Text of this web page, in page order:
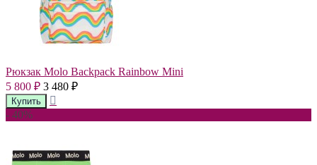
Рюкзак Molo Backpack Rainbow Mini
5 800 ₽ 3 480 ₽
- 40%